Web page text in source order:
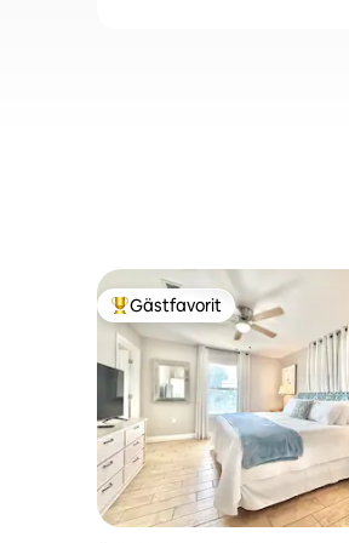
Populär gästfavorit
Gästfavorit